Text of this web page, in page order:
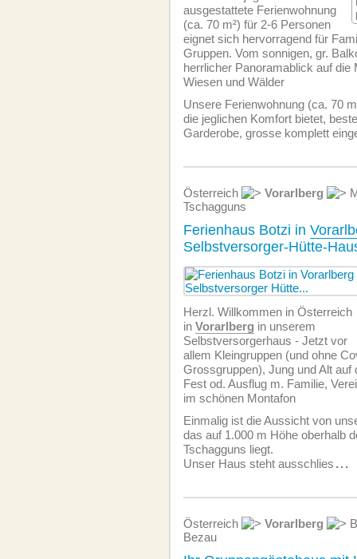
ausgestattete Ferien­wohnung
(ca. 70 m²) für 2-6 Personen
eignet sich hervorragend für
Gruppen. Vom sonnigen, gr.
herrlicher Panoramablick auf die
Wiesen und Wälder
Unsere Ferien­wohnung (ca. 70
die jeglichen Komfort bietet,
Garderobe, grosse komplett
Österreich Vorarlberg
Tschagguns
Ferienhaus Botzi in
Selbstversorger-Hütte-
Herzl. Willkommen in Österreich
in Vorarlberg in unserem
Selbstversorgerhaus - Jetzt vor
allem Kleingruppen (und ohne
Grossgruppen), Jung und Alt auf
Fest od. Ausflug m. Familie,
im schönen Montafon
Einmalig ist die Aussicht von
das auf 1.000 m Höhe oberhalb
Tschagguns liegt.
Unser Haus steht ausschlies ...
Österreich Vorarlberg
Bezau